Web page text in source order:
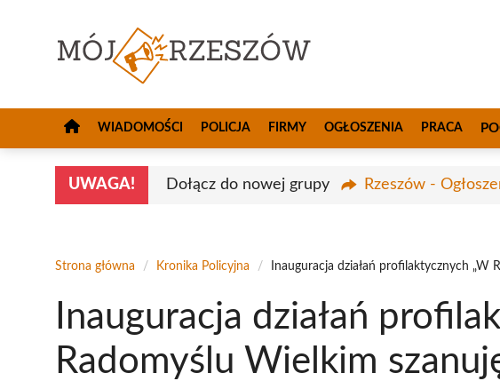
WIADOMOŚCI POLICJA FIRMY OGŁOSZENIA PRACA
UWAGA! Dołącz do nowej grupy Rzeszów -
Strona główna / Kronika Policyjna / Inauguracja działań profilaktycznych „W
Inauguracja działań
Radomyślu Wielkim